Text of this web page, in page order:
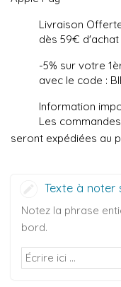
Livraison
dès 59€ d'achat
-5% sur votre
avec le code :
Information
Les
seront expédiées au
Texte à noter
Notez la phrase
bord.